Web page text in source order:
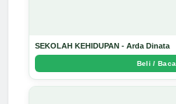
SEKOLAH KEHIDUPAN - Arda Dinata
Beli / Baca